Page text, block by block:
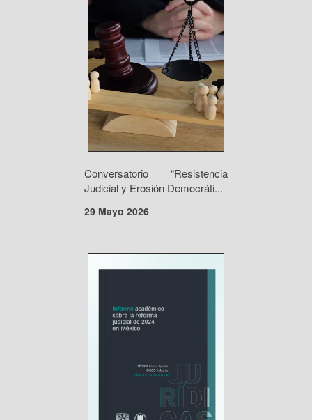
Conversatorio “Resistencia
Judicial y Erosión Democráti...
29 Mayo 2026